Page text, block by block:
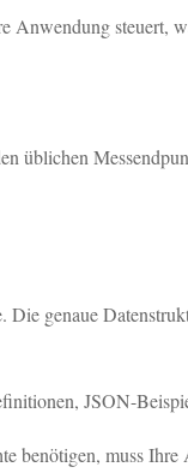
steuert,
üblichen
genaue
JSON-
benötigen, muss